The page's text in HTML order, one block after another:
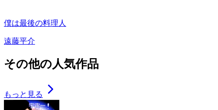
僕は最後の料理人
遠藤平介
その他の人気作品
もっと見る